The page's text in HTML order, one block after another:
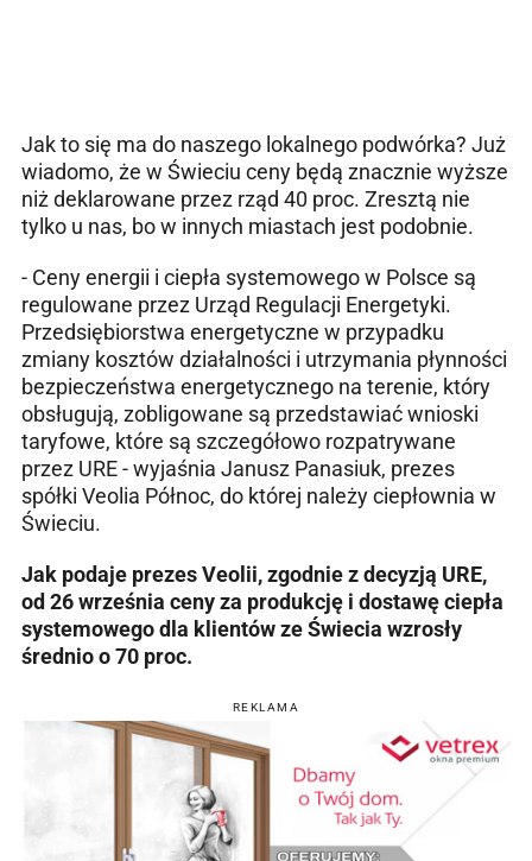
Jak to się ma do naszego lokalnego podwórka? Już
wiadomo, że w Świeciu ceny będą znacznie wyższe
niż deklarowane przez rząd 40 proc. Zresztą nie
tylko u nas, bo w innych miastach jest podobnie.
- Ceny energii i ciepła systemowego w Polsce są
regulowane przez Urząd Regulacji Energetyki.
Przedsiębiorstwa energetyczne w przypadku
zmiany kosztów działalności i utrzymania płynności
bezpieczeństwa energetycznego na terenie, który
obsługują, zobligowane są przedstawiać wnioski
taryfowe, które są szczegółowo rozpatrywane
przez URE - wyjaśnia Janusz Panasiuk, prezes
spółki Veolia Północ, do której należy ciepłownia w
Świeciu.
Jak podaje prezes Veolii, zgodnie z decyzją URE,
od 26 września ceny za produkcję i dostawę ciepła
systemowego dla klientów ze Świecia wzrosły
średnio o 70 proc.
REKLAMA